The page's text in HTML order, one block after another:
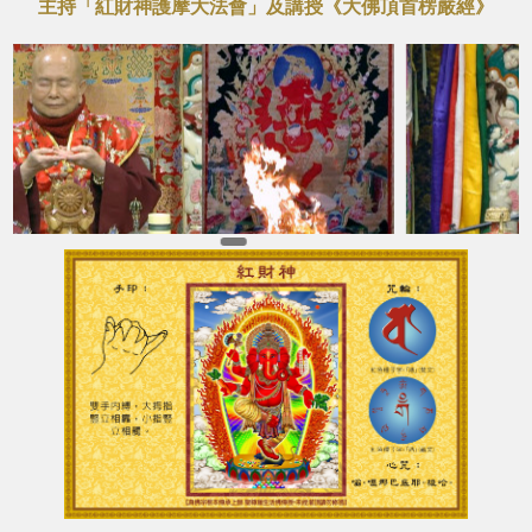
主持「紅財神護摩大法會」及講授《大佛頂首楞嚴經》